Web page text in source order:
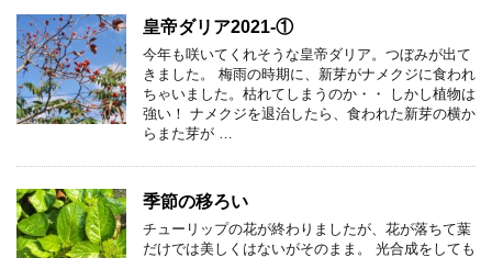
皇帝ダリア2021-①
今年も咲いてくれそうな皇帝ダリア。つぼみが出て
きました。 梅雨の時期に、新芽がナメクジに食われ
ちゃいました。枯れてしまうのか・・ しかし植物は
強い！ ナメクジを退治したら、食われた新芽の横か
らまた芽が …
季節の移ろい
チューリップの花が終わりましたが、花が落ちて葉
だけでは美しくはないがそのまま。 光合成をしても